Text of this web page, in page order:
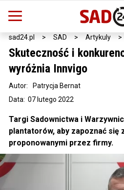
sad24.pl > SAD > Artykuly >
Skuteczność i
wyróżnia Innvigo
Data: 07 lutego 2022
Autor: Patrycja Bernat
Targi Sadownictwa i
plantatorów, aby zapoznać się
proponowanymi przez firmy.